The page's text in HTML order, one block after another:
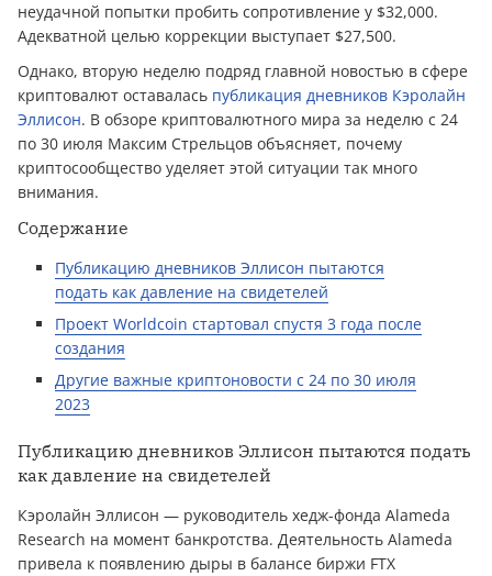
неудачной попытки пробить сопротивление у $32,000.
Адекватной целью коррекции выступает $27,500.
Однако, вторую неделю подряд главной новостью в сфере
криптовалют оставалась публикация дневников Кэролайн
Эллисон. В обзоре криптовалютного мира за неделю с 24
по 30 июля Максим Стрельцов объясняет, почему
криптосообщество уделяет этой ситуации так много
внимания.
Содержание
Публикацию дневников Эллисон пытаются
подать как давление на свидетелей
Проект Worldcoin стартовал спустя 3 года после
создания
Другие важные криптоновости с 24 по 30 июля
2023
Публикацию дневников Эллисон пытаются подать
как давление на свидетелей
Кэролайн Эллисон — руководитель хедж-фонда Alameda
Research на момент банкротства. Деятельность Alameda
привела к появлению дыры в балансе биржи FTX